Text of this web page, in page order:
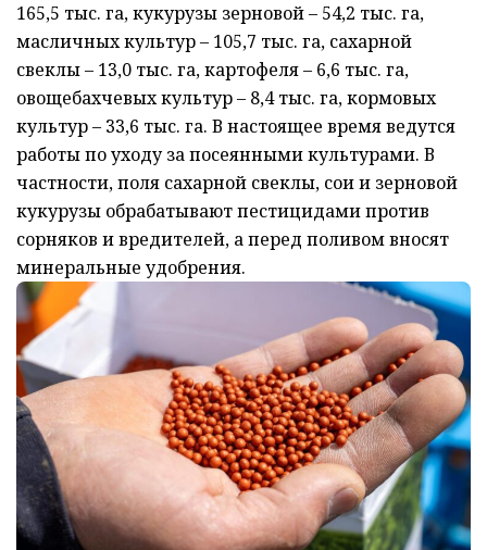
165,5 тыс. га, кукурузы зерновой – 54,2 тыс. га,
масличных культур – 105,7 тыс. га, сахарной
свеклы – 13,0 тыс. га, картофеля – 6,6 тыс. га,
овощебахчевых культур – 8,4 тыс. га, кормовых
культур – 33,6 тыс. га. В настоящее время ведутся
работы по уходу за посеянными культурами. В
частности, поля сахарной свеклы, сои и зерновой
кукурузы обрабатывают пестицидами против
сорняков и вредителей, а перед поливом вносят
минеральные удобрения.